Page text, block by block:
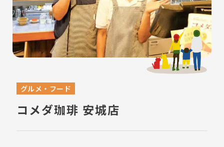
グルメ・フード
コメダ珈琲 安城店